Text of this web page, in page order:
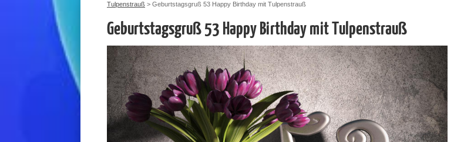
Tulpenstrauß > Geburtstagsgruß 53 Happy Birthday mit Tulpenstrauß
Geburtstagsgruß 53 Happy Birthday mit Tulpenstrauß